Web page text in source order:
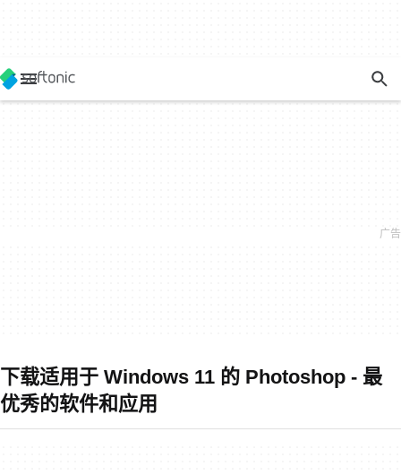
下载适用于 Windows 11 的 Photoshop - 最
优秀的软件和应用